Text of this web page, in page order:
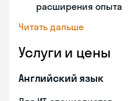
расширения опыта
Читать дальше
Услуги и цены
Английский язык